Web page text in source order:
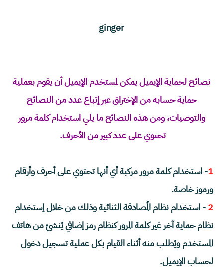
ginger
نصائح لحماية الإيميل يمكن لمستخدم الإيميل أن يقوم بعملية
حماية حسابه من الإختراق عبر إتباع عدد من النصائح
والتوصيات، ومن هذه النصائح ما يلي استخدام كلمة مرور
تحتوي على عدد كبير من الأحرف.
1- استخدام كلمة مرور مركبة أي أنها تحتوي على أحرف وأرقام
ورموز خاصة.
2- استخدام نظام المُصادقة الثنائية وذلك من خلال إستخدام
نظام حماية آخر غير كلمة المرور كنظام رمز إضافي يُنشئ من هاتف
المستخدم ويُطلب منه أثناء القيام بكل عملية تسجيل دخول
لحساب الإيميل.